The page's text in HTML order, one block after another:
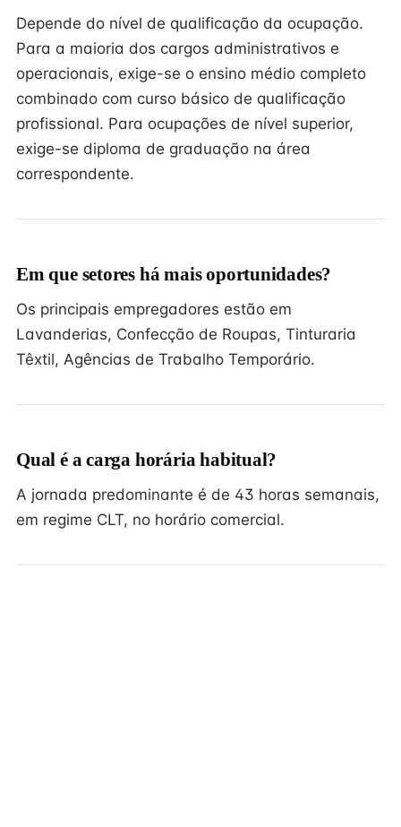
Depende do nível de qualificação da ocupação.
Para a maioria dos cargos administrativos e
operacionais, exige-se o ensino médio completo
combinado com curso básico de qualificação
profissional. Para ocupações de nível superior,
exige-se diploma de graduação na área
correspondente.
Em que setores há mais oportunidades?
Os principais empregadores estão em
Lavanderias, Confecção de Roupas, Tinturaria
Têxtil, Agências de Trabalho Temporário.
Qual é a carga horária habitual?
A jornada predominante é de 43 horas semanais,
em regime CLT, no horário comercial.